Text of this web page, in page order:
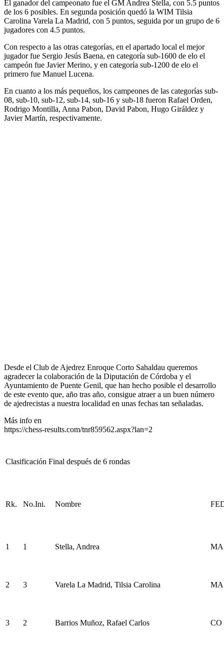
El ganador del campeonato fue el GM Andrea Stella, con 5.5 puntos
de los 6 posibles. En segunda posición quedó la WIM Tilsia
Carolina Varela La Madrid, con 5 puntos, seguida por un grupo de 6
jugadores con 4.5 puntos.
Con respecto a las otras categorías, en el apartado local el mejor
jugador fue Sergio Jesús Baena, en categoría sub-1600 de elo el
campeón fue Javier Merino, y en categoría sub-1200 de elo el
primero fue Manuel Lucena.
En cuanto a los más pequeños, los campeones de las categorías sub-
08, sub-10, sub-12, sub-14, sub-16 y sub-18 fueron Rafael Orden,
Rodrigo Montilla, Anna Pabon, David Pabon, Hugo Giráldez y
Javier Martín, respectivamente.
Desde el Club de Ajedrez Enroque Corto Sahaldau queremos
agradecer la colaboración de la Diputación de Córdoba y el
Ayuntamiento de Puente Genil, que han hecho posible el desarrollo
de este evento que, año tras año, consigue atraer a un buen número
de ajedrecistas a nuestra localidad en unas fechas tan señaladas.
Más info en
https://chess-results.com/tnr859562.aspx?lan=2
Clasificación Final después de 6 rondas
Rk. No.Ini. Nombre
1 1 Stella, Andrea MA
2 3 Varela La Madrid, Tilsia Carolina MA
3 2 Barrios Muñoz, Rafael Carlos CO